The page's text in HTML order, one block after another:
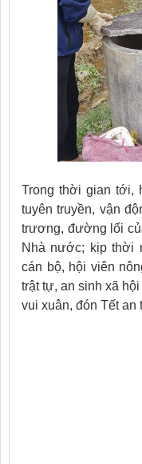
Trong thời gian tới,
tuyên truyền, vận
trương, đường lối
Nhà nước; kịp thời
cán bộ, hội viên
trật tự, an sinh xã
vui xuân, đón Tết an